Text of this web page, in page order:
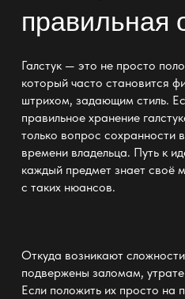
правильная
Галстук — это не просто
который часто становится
штрихом, задающим стиль.
правильное хранение
только вопрос сохранности
времени владельца. Путь к
каждый предмет знает своё
с таких нюансов.
Откуда возникают
подвержены заломам,
Если положить их просто на